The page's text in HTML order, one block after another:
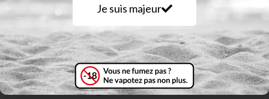
industriels, mais par des palais de
vapoteurs. Le Mixologue vous propose ainsi un
orgue de81 mono-saveurs prêtes à vaper mais
surtout met à votre disposition différents cocktails
dont l’un ou l’autre va devenir VOTRE juice avec des
saveurs fruitées, gourmandes, rafraichissantes,
Je suis majeur